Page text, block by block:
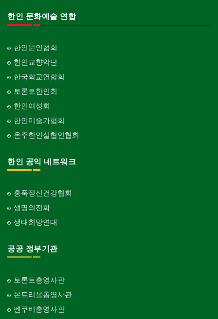
한인 문화예술 연합
한인문인협회
한인교향악단
한국학교연합회
토론토한인회
한인여성회
한인미술가협회
온주한인실협인협회
한인 공익 네트워크
홍푹정신건강협회
생명의전화
생태희망연대
공공 정부기관
토론토총영사관
몬트리올총영사관
벤쿠버총영사관